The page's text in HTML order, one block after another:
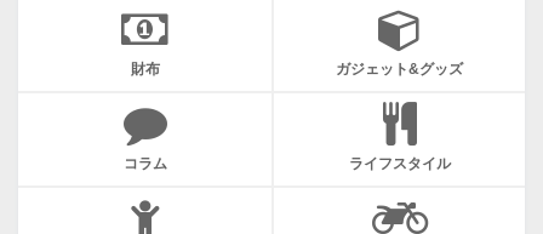
財布 ガジェット&グッズ
コラム ライフスタイル